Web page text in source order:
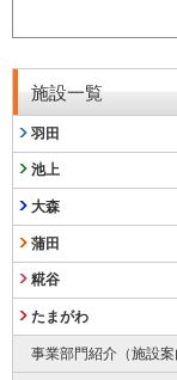
施設一覧
羽田
池上
大森
蒲田
糀谷
たまがわ
事業部門紹介（施設案